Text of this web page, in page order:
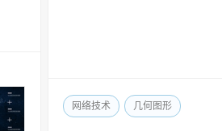
网络技术 几何图形